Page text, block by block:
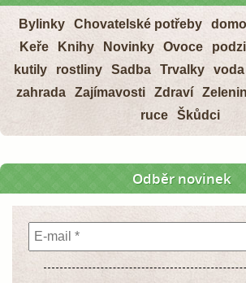
Bylinky Chovatelské potřeby
Keře
Knihy Novinky Ovoce
kutily
rostliny Sadba Trvalky voda
zahrada
Zajímavosti Zdraví
ruce
Škůdci
Odběr novinek